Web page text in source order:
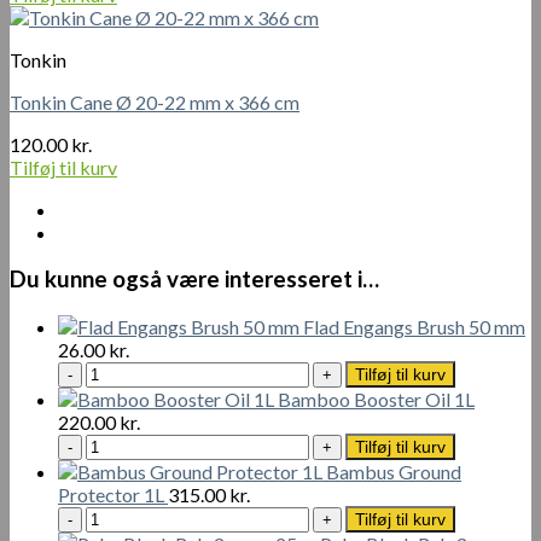
pris
pris
Tonkin
Tonkin Cane Ø 20-22 mm x 366 cm
120.00kr.
Tilføj til kurv
Du kunne også være interesseret i…
Flad Engangs Brush 50 mm
26.00kr.
Flad
Engangs
Brush
50
mm
antal
Tilføj til kurv
Bamboo Booster Oil 1L
220.00kr.
Bamboo
Booster
Oil
1L
antal
Tilføj til kurv
Bambus Ground
Protector 1L 315.00kr.
Bambus
Tilføj til kurv